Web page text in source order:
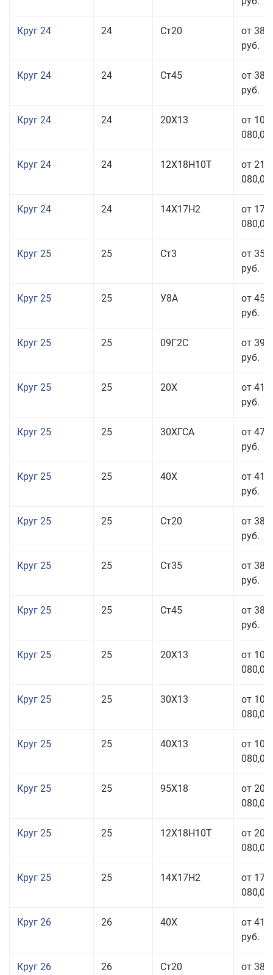
Круг 24 24 Ст20
от 38
руб.
Круг 24 24 Ст45
от 38
руб.
Круг 24 24 20Х13
от 103
080,00
Круг 24 24 12Х18Н10Т
от 211
080,00
Круг 24 24 14Х17Н2
от 178
080,00
Круг 25 25 Ст3
от 35
руб.
Круг 25 25 У8А
от 45
руб.
Круг 25 25 09Г2С
от 39
руб.
Круг 25 25 20Х
от 41
руб.
Круг 25 25 30ХГСА
от 47
руб.
Круг 25 25 40Х
от 41
руб.
Круг 25 25 Ст20
от 38
руб.
Круг 25 25 Ст35
от 38
руб.
Круг 25 25 Ст45
от 38
руб.
Круг 25 25 20Х13
от 103
080,00
Круг 25 25 30Х13
от 103
080,00
Круг 25 25 40Х13
от 103
080,00
Круг 25 25 95Х18
от 208
080,00
Круг 25 25 12Х18Н10Т
от 208
080,00
Круг 25 25 14Х17Н2
от 179
080,00
Круг 26 26 40Х
от 41
руб.
Круг 26 26 Ст20
от 38